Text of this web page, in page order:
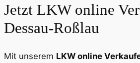
Jetzt LKW online
Dessau-Roßlau
Mit unserem LKW online